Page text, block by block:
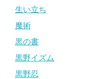
生い立ち
魔術
黒の書
黒野イズム
黒野忍